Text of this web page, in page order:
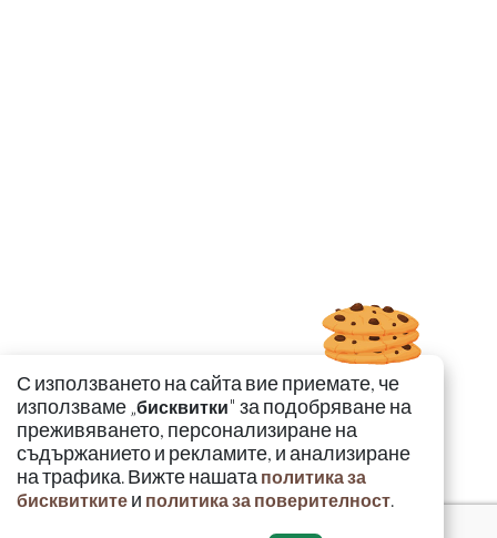
С използването на сайта вие приемате, че
използваме „бисквитки" за подобряване на
преживяването, персонализиране на
съдържанието и рекламите, и анализиране
на трафика. Вижте нашата политика за
бисквитките и политика за поверителност.